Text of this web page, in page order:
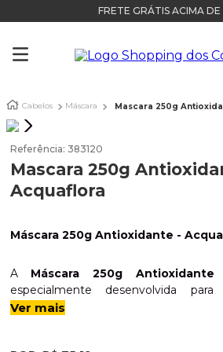
FRETE GRÁTIS ACIMA DE
Cabelos Máscara Mascara 250g
Referência: 383120
Mascara 250g
Acquaflora
Máscara 250g Antioxidante -
A Máscara 250g
especialmente desenvolvida
grisalhos
Ver mais